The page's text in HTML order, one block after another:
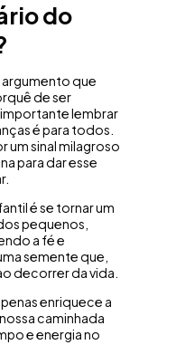
do
que
de ser
lembrar
é para todos.
um sinal milagroso
para dar esse
é se tornar um
pequenos,
a fé e
semente que,
decorrer da vida.
enriquece a
caminhada
e energia no